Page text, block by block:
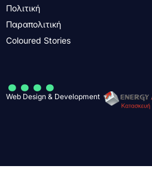
Πολιτική
Παραπολιτική
Coloured Stories
....
Web Design & Development